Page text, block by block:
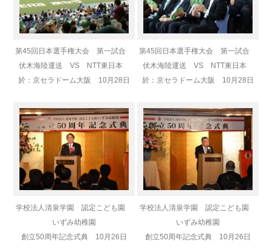
第45回日本選手権大会 第一試合
伏木海陸運送 VS NTT東日本
於：京セラドーム大阪 10月28日
第45回日本選手権大会 第一試合
伏木海陸運送 VS NTT東日本
於：京セラドーム大阪 10月28日
学校法人清泉学園 認定こども園
いずみ幼稚園
創立50周年記念式典 10月26日
学校法人清泉学園 認定こども園
いずみ幼稚園
創立50周年記念式典 10月26日